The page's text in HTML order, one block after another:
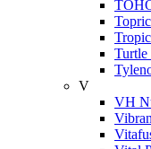
Turtle
V
VH